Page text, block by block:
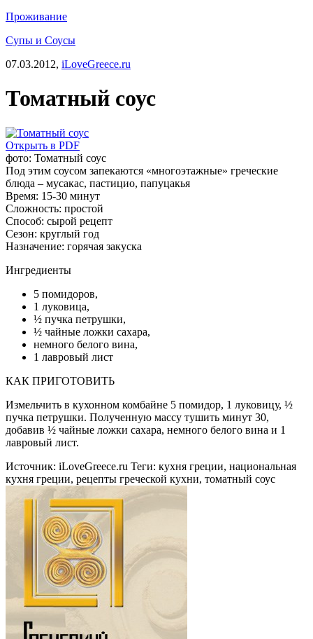
Проживание
Супы и Соусы
07.03.2012, iLoveGreece.ru
Томатный соус
Открыть в PDF
фото: Томатный соус
Под этим соусом запекаются «многоэтажные» греческие
блюда – мусакас, пастицио, папуцакья
Время: 15-30 минут
Сложность: простой
Способ: сырой рецепт
Сезон: круглый год
Назначение: горячая закуска
Ингредиенты
5 помидоров,
1 луковица,
½ пучка петрушки,
½ чайные ложки сахара,
немного белого вина,
1 лавровый лист
КАК ПРИГОТОВИТЬ
Измельчить в кухонном комбайне 5 помидор, 1 луковицу, ½
пучка петрушки. Полученную массу тушить минут 30,
добавив ½ чайные ложки сахара, немного белого вина и 1
лавровый лист.
Источник: iLoveGreece.ru Теги: кухня греции, национальная
кухня греции, рецепты греческой кухни, томатный соус